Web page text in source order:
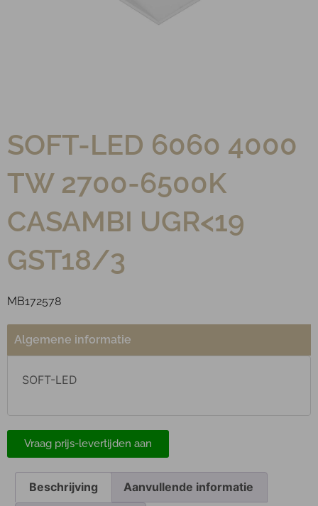
SOFT-LED 6060 4000
TW 2700-6500K
CASAMBI UGR<19
GST18/3
MB172578
Algemene informatie
SOFT-LED
Vraag prijs-levertijden aan
Beschrijving Aanvullende informatie